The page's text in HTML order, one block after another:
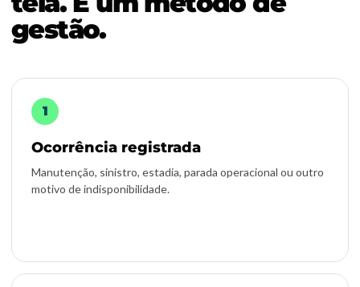
gestão.
Ocorrência registrada
Manutenção, sinistro, estadia, parada operacional ou outro
motivo de indisponibilidade.